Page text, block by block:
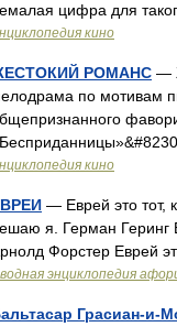
цифра для
кино
РОМАНС —
по мотивам
кино
— Еврей это тот,
я. Герман Геринг
Форстер Еврей
энциклопедия
Грасиан-и-